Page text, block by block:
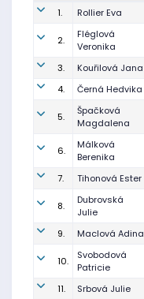
1. Rollier Eva
2.
Fléglová
Veronika
3. Kouřilová Jana
4.
Černá Hedvika
5.
Špačková
Magdalena
6.
Málková
Berenika
7. Tihonová Ester
8.
Dubrovská
Julie
9. Maclová Adina
10.
Svobodová
Patricie
11. Srbová Julie